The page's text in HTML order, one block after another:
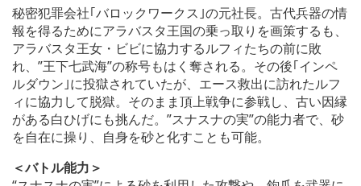
秘密犯罪会社｢バロックワークス｣の元社長。古代兵器の情
報を得るためにアラバスタ王国の乗っ取りを画策するも、
アラバスタ王女・ビビに協力するルフィたちの前に敗
れ、”王下七武海”の称号もはく奪される。その後｢インペ
ルダウン｣に投獄されていたが、エース救出に訪れたルフ
ィに協力して脱獄。そのまま頂上戦争に参戦し、古い因縁
がある白ひげにも挑んだ。”スナスナの実”の能力者で、砂
を自在に操り、自身を砂と化すことも可能。
＜バトル能力＞